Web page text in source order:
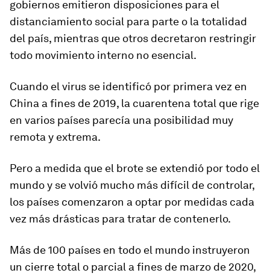
gobiernos emitieron disposiciones para el
distanciamiento social para parte o la totalidad
del país, mientras que otros decretaron restringir
todo movimiento interno no esencial.
Cuando el virus se identificó por primera vez en
China a fines de 2019, la cuarentena total que rige
en varios países parecía una posibilidad muy
remota y extrema.
Pero a medida que el brote se extendió por todo el
mundo y se volvió mucho más difícil de controlar,
los países comenzaron a optar por medidas cada
vez más drásticas para tratar de contenerlo.
Más de 100 países en todo el mundo instruyeron
un cierre total o parcial a fines de marzo de 2020,